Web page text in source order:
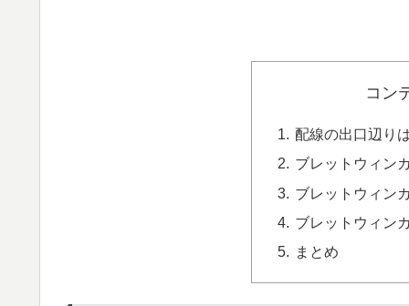
コン
配線の出口辺り
ブレットウィン
ブレットウィン
ブレットウィン
まとめ